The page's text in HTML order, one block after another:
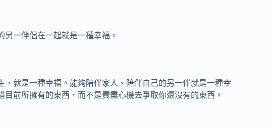
一伴侶在一起就是一種幸福。
，就是一種幸福。能夠陪伴家人、陪伴自己的另一伴就是一種幸
前所擁有的東西，而不是費盡心機去爭取你還沒有的東西。